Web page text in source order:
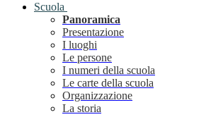
Scuola
Panoramica
Presentazione
I luoghi
Le persone
I numeri della scuola
Le carte della scuola
Organizzazione
La storia